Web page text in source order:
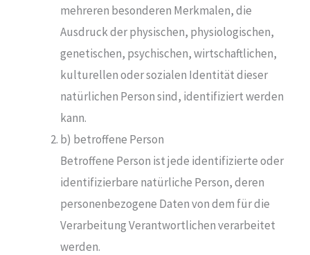
mehreren besonderen Merkmalen, die
Ausdruck der physischen, physiologischen,
genetischen, psychischen, wirtschaftlichen,
kulturellen oder sozialen Identität dieser
natürlichen Person sind, identifiziert werden
kann.
b) betroffene Person
Betroffene Person ist jede identifizierte oder
identifizierbare natürliche Person, deren
personenbezogene Daten von dem für die
Verarbeitung Verantwortlichen verarbeitet
werden.